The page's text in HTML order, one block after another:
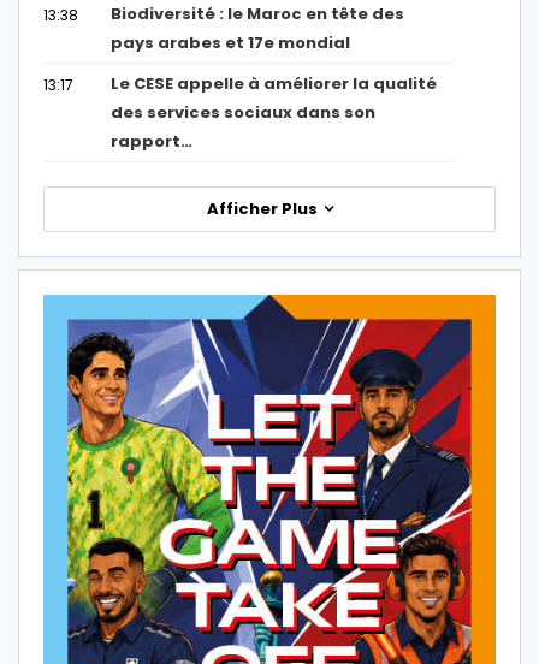
13:38
Biodiversité : le Maroc en tête des
pays arabes et 17e mondial
13:17
Le CESE appelle à améliorer la qualité
des services sociaux dans son
rapport…
Afficher Plus